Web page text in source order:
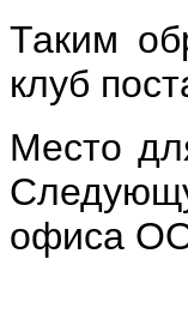
Таким
клуб
Место
офиса